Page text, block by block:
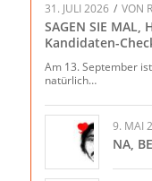
31. JULI 2026 / VON
SAGEN SIE MAL,
Kandidaten-
Am 13. September
natürlich…
9. MAI
NA,